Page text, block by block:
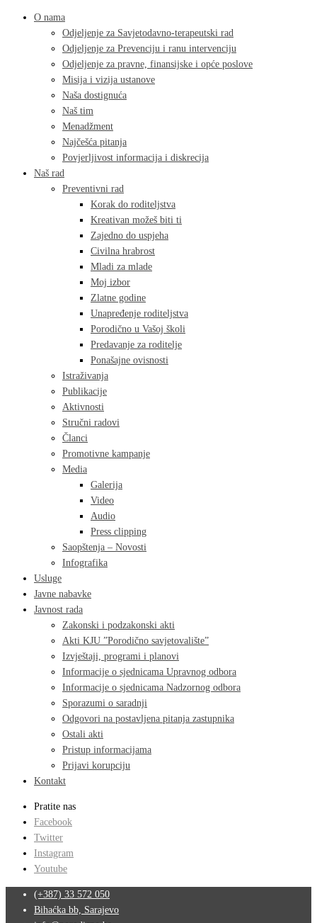
O nama
Odjeljenje za Savjetodavno-terapeutski rad
Odjeljenje za Prevenciju i ranu intervenciju
Odjeljenje za pravne, finansijske i opće poslove
Misija i vizija ustanove
Naša dostignuća
Naš tim
Menadžment
Najčešća pitanja
Povjerljivost informacija i diskrecija
Naš rad
Preventivni rad
Korak do roditeljstva
Kreativan možeš biti ti
Zajedno do uspjeha
Civilna hrabrost
Mladi za mlade
Moj izbor
Zlatne godine
Unapređenje roditeljstva
Porodično u Vašoj školi
Predavanje za roditelje
Ponašajne ovisnosti
Istraživanja
Publikacije
Aktivnosti
Stručni radovi
Članci
Promotivne kampanje
Media
Galerija
Video
Audio
Press clipping
Saopštenja – Novosti
Infografika
Usluge
Javne nabavke
Javnost rada
Zakonski i podzakonski akti
Akti KJU ”Porodično savjetovalište”
Izvještaji, programi i planovi
Informacije o sjednicama Upravnog odbora
Informacije o sjednicama Nadzornog odbora
Sporazumi o saradnji
Odgovori na postavljena pitanja zastupnika
Ostali akti
Pristup informacijama
Prijavi korupciju
Kontakt
Pratite nas
Facebook
Twitter
Instagram
Youtube
(+387) 33 572 050
Bihaćka bb, Sarajevo